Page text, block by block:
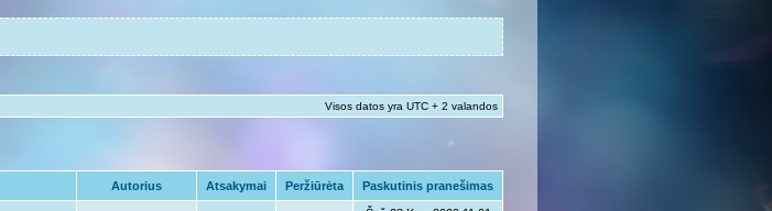
Visos datos yra UTC + 2 valandos
Autorius Atsakymai Peržiūrėta Paskutinis pranešimas